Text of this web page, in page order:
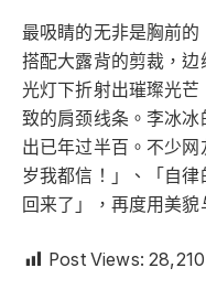
最吸睛的无非是胸前的
搭配大露背的剪裁，
光灯下折射出璀璨光
致的肩颈线条。李冰
出已年过半百。不少
岁我都信！」、「自
回来了」，再度用美貌
Post Views: 28,210